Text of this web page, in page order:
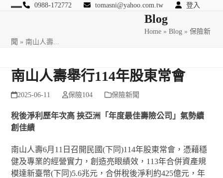
Skip
0988-172772 tomasni@yahoo.com.tw 登入
匯豐國際風險管理顧問Blog
Home »Blog »保險新
聞 » 南山人壽...
南山人壽舉行114年股東常會
2025-06-11 保險104 保險新聞
稅後淨利歷年次高 挾亞洲「年度最佳壽險公司」氣勢續
創佳績
南山人壽6月11日召開民國(下同)114年股東常會，憑藉穩
健及專業的經營實力，創造亮眼績效，113年合併資產規
模達新臺幣(下同)5.6兆元，合併稅後淨利約425億元，年